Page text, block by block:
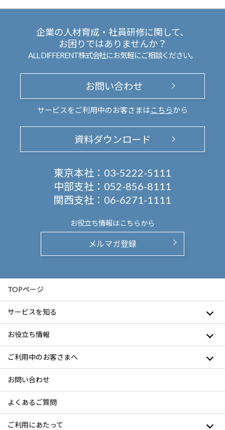
企業の人材育成・社員研修に関して、
お困りではありませんか？
ALL DIFFERENT株式会社にお気軽にご相談ください。
お問い合わせ
サービスをご利用中のお客さまは こちらから
資料ダウンロード
東京本社： 03-5222-5111
中部支社： 052-856-8111
関西支社： 06-6271-1111
お役立ち情報はこちらから
メルマガ登録
TOPページ
サービスを知る
お役立ち情報
ご利用中のお客さまへ
お問い合わせ
よくあるご質問
ご利用にあたって